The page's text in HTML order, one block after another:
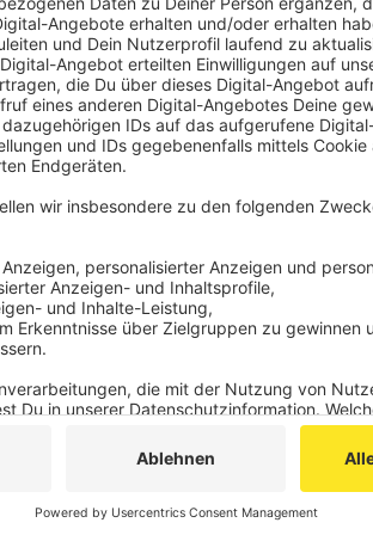
Bei der Gelegenheit haben die Schüler
in der die Aufnahme der Kinderrechte
Veröffentlicht: Donnerstag, 21.11.2019 14:48
Anzeige